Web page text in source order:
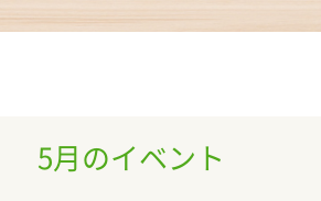
5月のイベント